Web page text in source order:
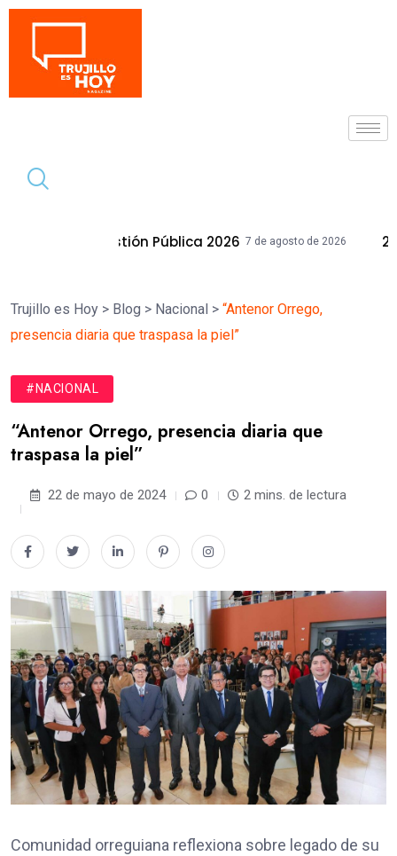
Pública 2026 7 de agosto de 2026 28 Inmuebles
Trujillo es Hoy > Blog > Nacional > “Antenor Orrego,
presencia diaria que traspasa la piel”
#NACIONAL
“Antenor Orrego, presencia diaria que
traspasa la piel”
22 de mayo de 2024 0 2 mins. de lectura
Comunidad orreguiana reflexiona sobre legado de su